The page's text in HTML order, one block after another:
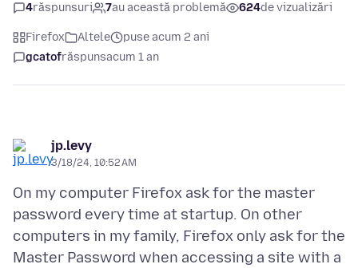
4răspunsuri 7au această problemă 624de vizualizări
Firefox Altele
puse acum 2 ani
gcatofrăspunsacum 1 an
jp.levy
3/18/24, 10:52 AM
On my computer Firefox ask for the master
password every time at startup. On other
computers in my family, Firefox only ask for the
Master Password when accessing a site with a